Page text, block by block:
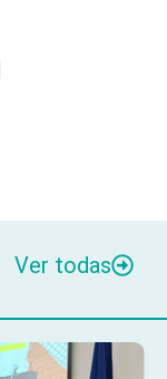
Ver todas